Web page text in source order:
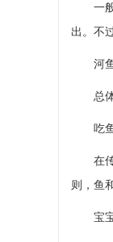
一般
出。不
河鱼
总体
吃鱼
在传
则，鱼
宝宝